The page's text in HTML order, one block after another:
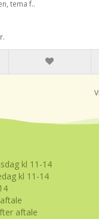
tema f..
kl 11-14
kl 11-14
aftale